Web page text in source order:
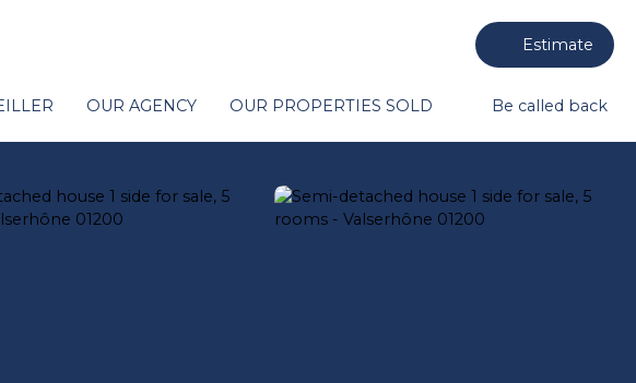
Estimate
OUR AGENCY OUR PROPERTIES SOLD Be called back